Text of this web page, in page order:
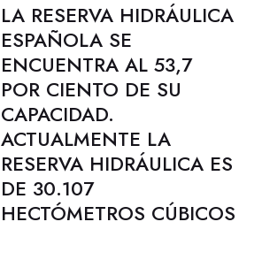
LA RESERVA HIDRÁULICA
ESPAÑOLA SE
ENCUENTRA AL 53,7
POR CIENTO DE SU
CAPACIDAD.
ACTUALMENTE LA
RESERVA HIDRÁULICA ES
DE 30.107
HECTÓMETROS CÚBICOS